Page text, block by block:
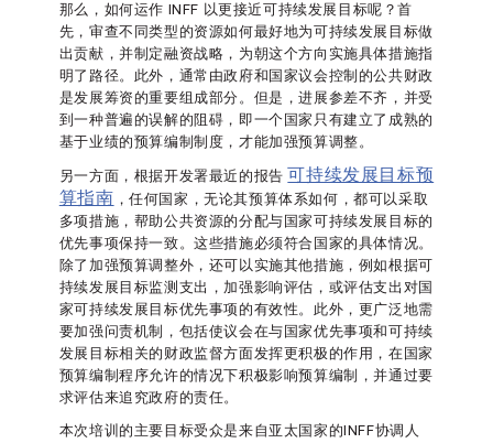
那么，如何运作 INFF 以更接近可持续发展目标呢？首
先，审查不同类型的资源如何最好地为可持续发展目标做
出贡献，并制定融资战略，为朝这个方向实施具体措施指
明了路径。此外，通常由政府和国家议会控制的公共财政
是发展筹资的重要组成部分。但是，进展参差不齐，并受
到一种普遍的误解的阻碍，即一个国家只有建立了成熟的
基于业绩的预算编制制度，才能加强预算调整。
另一方面，根据开发署最近的报告 可持续发展目标预
算指南 ，任何国家，无论其预算体系如何，都可以采取
多项措施，帮助公共资源的分配与国家可持续发展目标的
优先事项保持一致。这些措施必须符合国家的具体情况。
除了加强预算调整外，还可以实施其他措施，例如根据可
持续发展目标监测支出，加强影响评估，或评估支出对国
家可持续发展目标优先事项的有效性。此外，更广泛地需
要加强问责机制，包括使议会在与国家优先事项和可持续
发展目标相关的财政监督方面发挥更积极的作用，在国家
预算编制程序允许的情况下积极影响预算编制，并通过要
求评估来追究政府的责任。
本次培训的主要目标受众是来自亚太国家的INFF协调人